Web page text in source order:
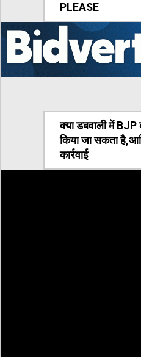
PLEASE
क्या डबवाली में
किया जा सकता
कार्रवाई